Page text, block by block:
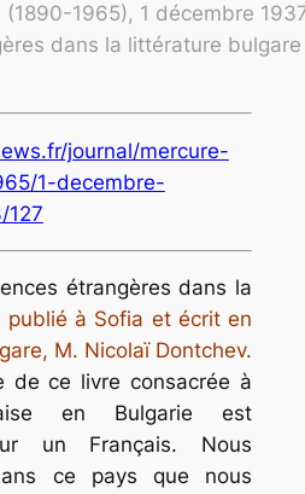
1965), 1 décembre
dans la littérature
journal/mercure-
1-decembre-
127
étrangères dans la
publié à Sofia et écrit en
M. Nicolaï Dontchev.
de ce livre consacrée à
en Bulgarie est
un Français. Nous
ce pays que nous